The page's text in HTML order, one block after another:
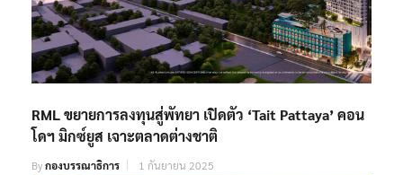
RML ขยายการลงทุนสู่พัทยา เปิดตัว ‘Tait Pattaya’ คอน
โดฯ มิกซ์ยูส เจาะตลาดต่างชาติ
Byกองบรรณาธิการ 1 กันยายน 2025